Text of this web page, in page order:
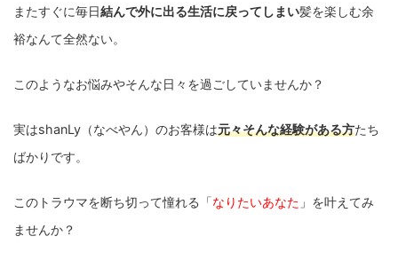
またすぐに毎日結んで外に出る生活に戻ってしまい髪を楽しむ余
裕なんて全然ない。
このようなお悩みやそんな日々を過ごしていませんか？
実はshanLy（なべやん）のお客様は元々そんな経験がある方たち
ばかりです。
このトラウマを断ち切って憧れる「なりたいあなた 」を叶えてみ
ませんか？